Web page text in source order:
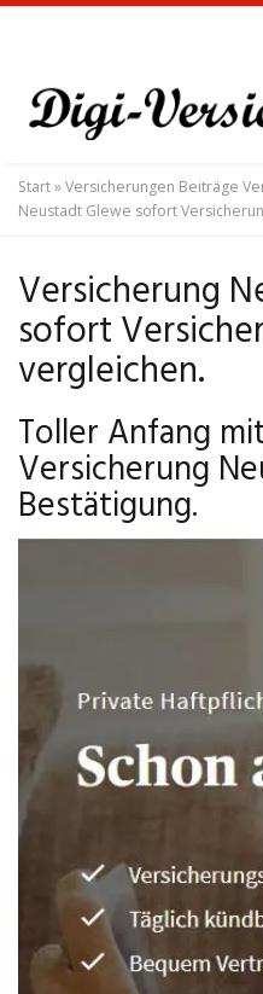
main
content
Start»Versicherungen Beiträge
Neustadt Glewe sofort
Versicherung
sofort
vergleichen.
Toller Anfang
Versicherung
Bestätigung.